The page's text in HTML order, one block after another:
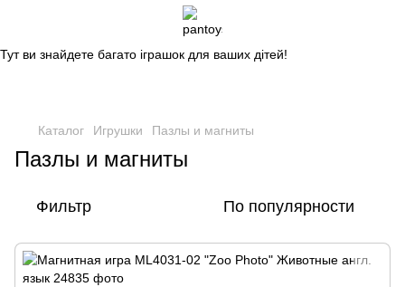
Магазин дитячих іграшок
Тут ви знайдете багато іграшок для ваших дітей!
Каталог Игрушки Пазлы и магниты
Пазлы и магниты
Фильтр По популярности